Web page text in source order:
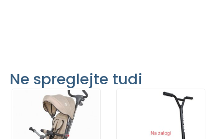
Ne spreglejte tudi